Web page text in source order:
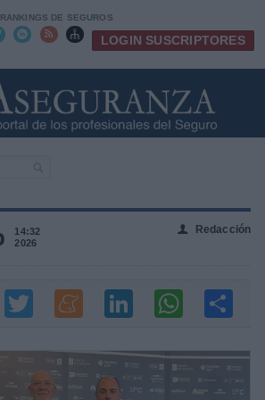
DE SEGUROS
   LOGIN SUSCRIPTORES
14:32
2026
👤 Redacción